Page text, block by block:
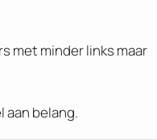
met minder links maar
aan belang.